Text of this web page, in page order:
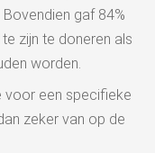
gaf 84%
zijn te doneren als
worden.
voor een specifieke
zeker van op de